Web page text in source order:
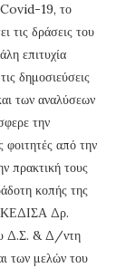
Covid-19, το
τις δράσεις του
επιτυχία
δημοσιεύσεις
των αναλύσεων
την
φοιτητές από την
πρακτική τους
κοπής της
ΚΕΔΙΣΑ Δρ.
Δ.Σ. & Δ/ντη
των μελών του